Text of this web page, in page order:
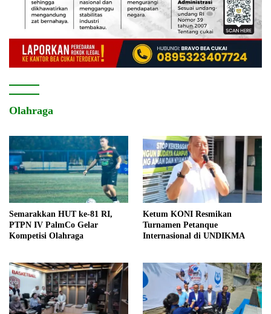
Olahraga
Semarakkan HUT ke-81 RI,
PTPN IV PalmCo Gelar
Kompetisi Olahraga
Ketum KONI Resmikan
Turnamen Petanque
Internasional di UNDIKMA